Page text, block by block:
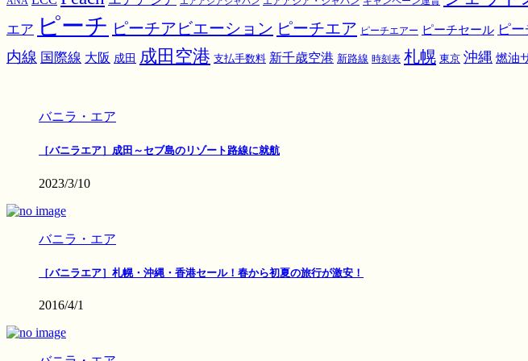
エア ピーチ ピーチアビエーション ピーチエア ピーチエアー ピーチセール ピ
内線 国際線 大阪 成田 成田空港 支払手数料 新千歳空港 新路線 時刻表 札幌 東京 沖縄 燃油
バニラ・エア
［バニラエア］成田～セブ島のリゾート路線に就航
2023/3/10
バニラ・エア
［バニラエア］札幌・沖縄・香港セール！春から初夏の旅行が激安！
2016/4/1